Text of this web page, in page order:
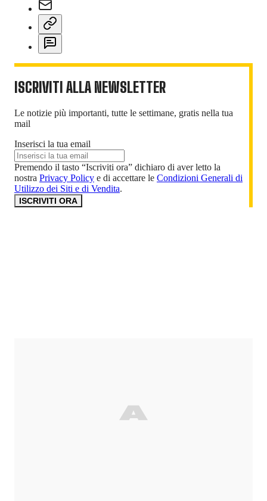
ISCRIVITI ALLA NEWSLETTER
Le notizie più importanti, tutte le settimane, gratis nella tua
mail
Inserisci la tua email
Premendo il tasto “Iscriviti ora” dichiaro di aver letto la
nostra Privacy Policy e di accettare le Condizioni Generali di
Utilizzo dei Siti e di Vendita.
ISCRIVITI ORA